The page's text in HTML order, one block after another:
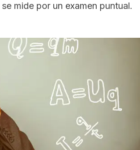
mide por un examen puntual.